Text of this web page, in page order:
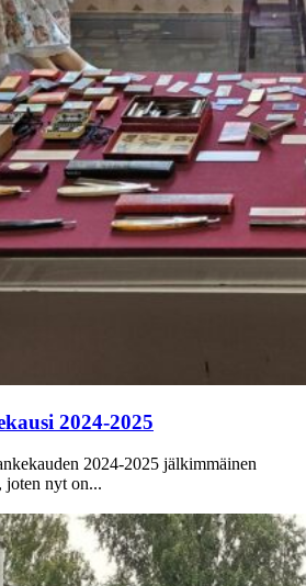
2024-2025
2024-2025 jälkimmäinen
joten nyt on...